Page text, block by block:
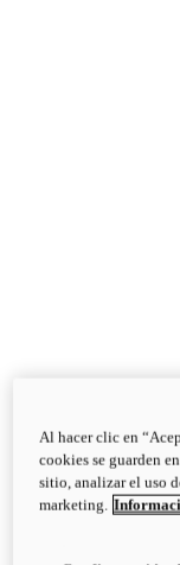
Al hacer clic en
cookies se guarden
sitio, analizar el uso
marketing.